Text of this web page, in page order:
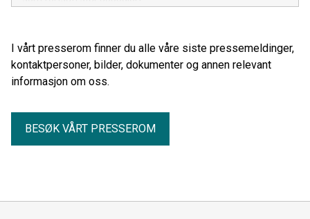
I vårt presserom finner du alle våre siste pressemeldinger,
kontaktpersoner, bilder, dokumenter og annen relevant
informasjon om oss.
BESØK VÅRT PRESSEROM